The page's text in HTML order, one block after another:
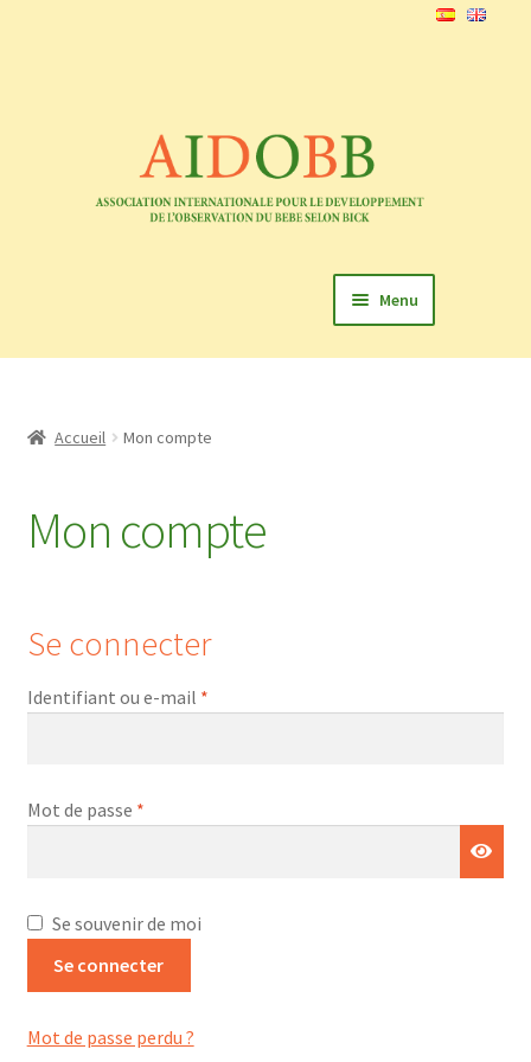
Menu
Présentation
Evénements passés
Publications
Formation
Accueil Mon compte
Mon compte
Se connecter
Identifiant ou e-mail *
Mot de passe *
Se souvenir de moi
Se connecter
Mot de passe perdu ?